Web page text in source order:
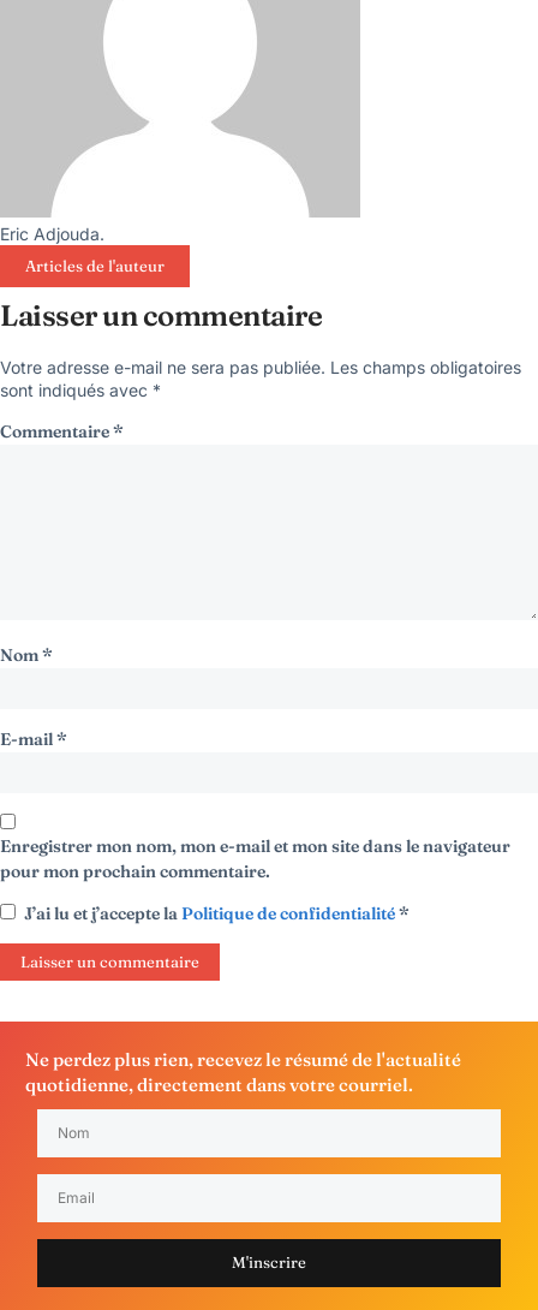
Eric Adjouda.
Articles de l'auteur
Laisser un commentaire
Votre adresse e-mail ne sera pas publiée. Les champs obligatoires
sont indiqués avec *
Commentaire*
Nom*
E-mail*
Enregistrer mon nom, mon e-mail et mon site dans le navigateur
pour mon prochain commentaire.
J’ai lu et j’accepte laPolitique de confidentialité*
Ne perdez plus rien, recevez le résumé de l'actualité
quotidienne, directement dans votre courriel.
M'inscrire